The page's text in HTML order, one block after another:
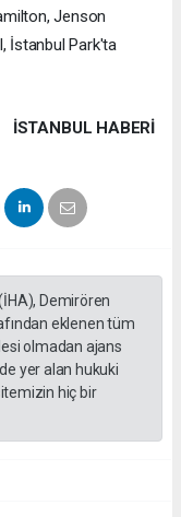
Jenson
İstanbul Park'ta
İSTANBUL HABERİ
Demirören
eklenen tüm
olmadan ajans
yer alan hukuki
hiç bir